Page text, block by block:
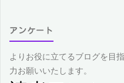
アンケート
よりお役に立てるブログを目
力お願いいたします。